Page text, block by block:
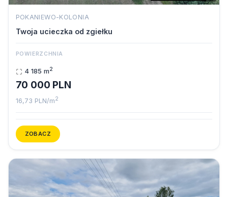
POKANIEWO-KOLONIA
Twoja ucieczka od zgiełku
POWIERZCHNIA
4 185 m2
70 000 PLN
16,73 PLN/m2
ZOBACZ